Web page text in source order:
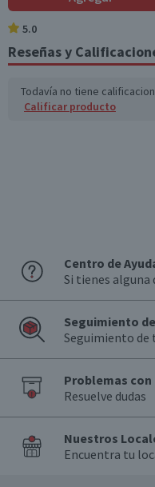
Azúcares totales
(g)
*Ingesta de referencia de
Variedad
Tamaño
Familiar
Garantía Mínima Legal
Válida hasta su fecha de
5.0
Reseñas y
Todavía no tiene
Calificar producto
Centro de
Si tienes alguna
Seguimiento
Seguimiento de
Problemas
Resuelve dudas
Nuestros
Encuentra tu